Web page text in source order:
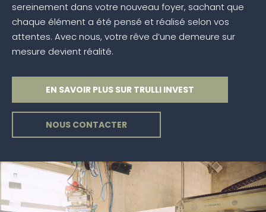
sereinement dans votre nouveau foyer, sachant que
chaque élément a été pensé et réalisé selon vos
attentes. Avec nous, votre rêve d’une demeure sur
mesure devient réalité.
EN SAVOIR PLUS SUR TRULLI INVEST
NOUS CONTACTER